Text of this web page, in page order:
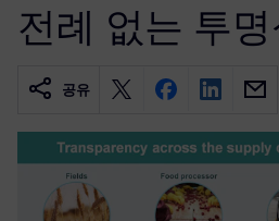
전례 없는 투
공유